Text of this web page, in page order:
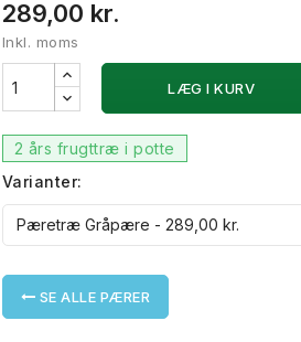
289,00 kr.
Inkl. moms
LÆG I KURV
2 års frugttræ i potte
Varianter:
SE ALLE PÆRER